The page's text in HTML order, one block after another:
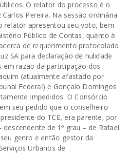
O relator do processo é o
Pereira. Na sessão ordinária
relator apresentou seu voto, bem
Público de Contas, quanto à
de requerimento protocolado
SA para declaração de nulidade
razão da participação dos
(atualmente afastado por
Federal) e Gonçalo Domingos
impedidos. O Consórcio
seu pedido que o conselheiro
do TCE, era parente, por
de 1º grau – de Rafael
genro e então gestor da
Urbanos de